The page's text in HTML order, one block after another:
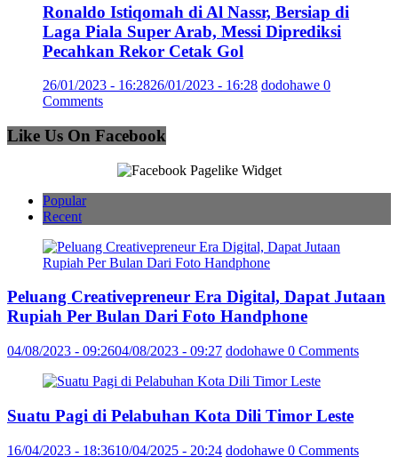
Ronaldo Istiqomah di Al Nassr, Bersiap di
Laga Piala Super Arab, Messi Diprediksi
Pecahkan Rekor Cetak Gol
26/01/2023 - 16:2826/01/2023 - 16:28 dodohawe 0
Comments
Like Us On Facebook
Popular
Recent
Peluang Creativepreneur Era Digital, Dapat Jutaan
Rupiah Per Bulan Dari Foto Handphone
04/08/2023 - 09:2604/08/2023 - 09:27 dodohawe 0 Comments
Suatu Pagi di Pelabuhan Kota Dili Timor Leste
16/04/2023 - 18:3610/04/2025 - 20:24 dodohawe 0 Comments